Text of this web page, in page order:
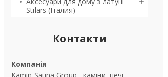
Stilars (Італия)
Контакти